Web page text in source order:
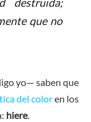
que no
yo— saben que
del coloren los
hiere.